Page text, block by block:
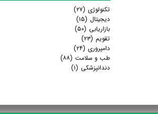
تکنولوژی (۲۷)
دیجیتال (۱۵)
بازاریابی (۵۰)
تقویم (۲۳)
دامپروری (۲۴)
طب و سلامت (۸۸)
دندانپزشکی (۱)